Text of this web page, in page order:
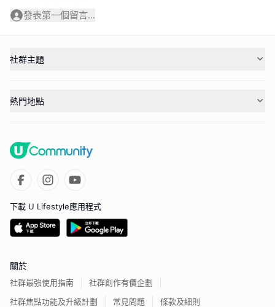
發表第一個留言...
社群主題
熱門地點
下載 U Lifestyle應用程式
關於
社群最強使用指南
社群創作有價企劃
社群焦點功能及升級計劃
常見問題 條款及細則